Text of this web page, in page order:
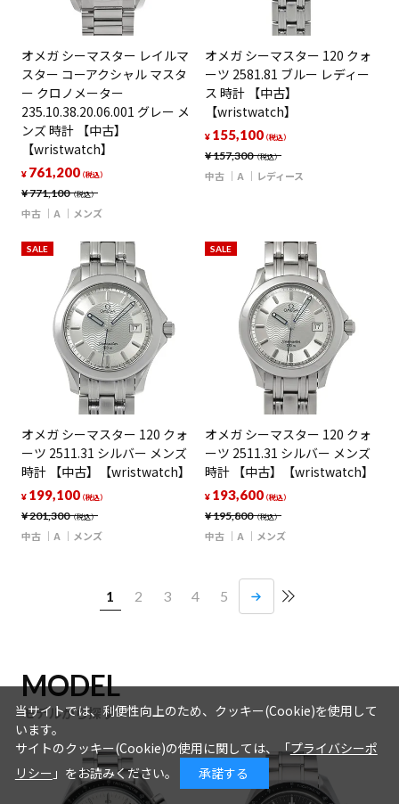
オメガ シーマスター レイルマ
スター コーアクシャル マスタ
ー クロノメーター
235.10.38.20.06.001 グレー メ
ンズ 時計 【中古】
【wristwatch】
¥771,100（税込）
¥ 761,200（税込）
中古 A メンズ
オメガ シーマスター 120 クォ
ーツ 2581.81 ブルー レディー
ス 時計 【中古】
【wristwatch】
¥157,300（税込）
¥ 155,100（税込）
中古 A レディース
SALE
オメガ シーマスター 120 クォ
ーツ 2511.31 シルバー メンズ
時計 【中古】【wristwatch】
¥201,300（税込）
¥ 199,100（税込）
中古 A メンズ
SALE
オメガ シーマスター 120 クォ
ーツ 2511.31 シルバー メンズ
時計 【中古】【wristwatch】
¥195,800（税込）
¥ 193,600（税込）
中古 A メンズ
1 2 3 4 5
MODEL
モデルから探す
当サイトでは、利便性向上のため、クッキー(Cookie)を使用して
います。
サイトのクッキー(Cookie)の使用に関しては、「プライバシーポ
リシー 」をお読みください。 承諾する